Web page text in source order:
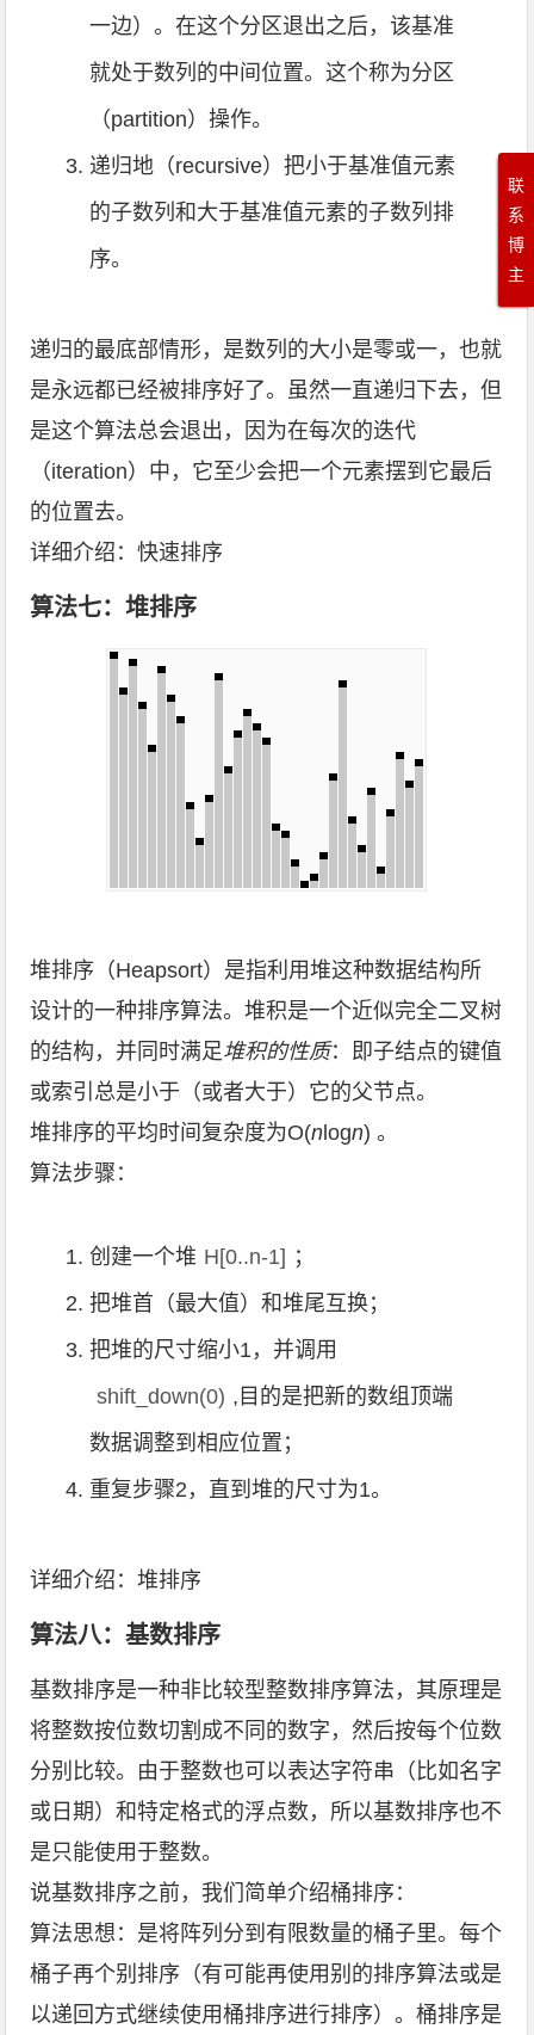
一边）。在这个分区退出之后，该基准
就处于数列的中间位置。这个称为分区
（partition）操作。
递归地（recursive）把小于基准值元素
的子数列和大于基准值元素的子数列排
序。
递归的最底部情形，是数列的大小是零或一，也就
是永远都已经被排序好了。虽然一直递归下去，但
是这个算法总会退出，因为在每次的迭代
（iteration）中，它至少会把一个元素摆到它最后
的位置去。
详细介绍：快速排序
算法七：堆排序
堆排序（Heapsort）是指利用堆这种数据结构所
设计的一种排序算法。堆积是一个近似完全二叉树
的结构，并同时满足堆积的性质：即子结点的键值
或索引总是小于（或者大于）它的父节点。
堆排序的平均时间复杂度为Ο(n logn) 。
算法步骤：
创建一个堆 H[0..n-1] ；
把堆首（最大值）和堆尾互换；
把堆的尺寸缩小1，并调用
shift_down(0) ,目的是把新的数组顶端
数据调整到相应位置；
重复步骤2，直到堆的尺寸为1。
详细介绍：堆排序
算法八：基数排序
基数排序是一种非比较型整数排序算法，其原理是
将整数按位数切割成不同的数字，然后按每个位数
分别比较。由于整数也可以表达字符串（比如名字
或日期）和特定格式的浮点数，所以基数排序也不
是只能使用于整数。
说基数排序之前，我们简单介绍桶排序：
算法思想：是将阵列分到有限数量的桶子里。每个
桶子再个别排序（有可能再使用别的排序算法或是
以递回方式继续使用桶排序进行排序）。桶排序是
联
系
博
主